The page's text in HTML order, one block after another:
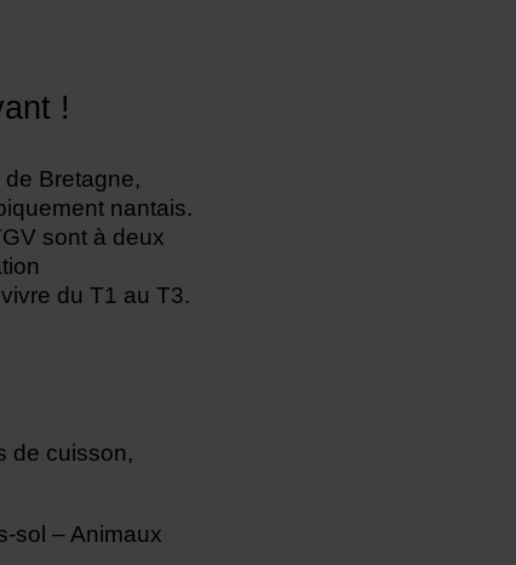
!
Bretagne,
nantais.
sont à deux
du T1 au T3.
de cuisson,
sol – Animaux